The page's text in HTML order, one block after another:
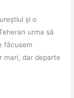
şi o
urma să
făcusem
mari, dar departe